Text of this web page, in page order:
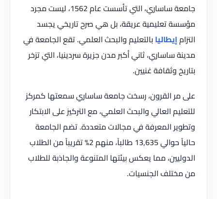
جامعة ساساري، التي تأسست عام 1562، ليست مجرد
مؤسسة تعليمية عريقة، بل هي صرح تاريخي يجسد
التزامإيطاليا بالتعليم والبحث العلمي. تقع الجامعة في
مدينة ساساري، ثاني أكبر مدن جزيرة سردينيا، التي تزخر
بتاريخ وثقافة غنيين.
على مر القرون، رسخت جامعة ساساري سمعتها كمركز
للتعليم العالي والبحث العلمي، مع التركيز على الابتكار
وتطوير المعرفة في مجالات متعددة. تضم الجامعة
حالياً حوالي 13,635 طالباً، منهم 2% تقريباً من الطلاب
الدوليين، مما يعكس بيئتها المتنوعة والجاذبة للطلاب
من مختلف الجنسيات.